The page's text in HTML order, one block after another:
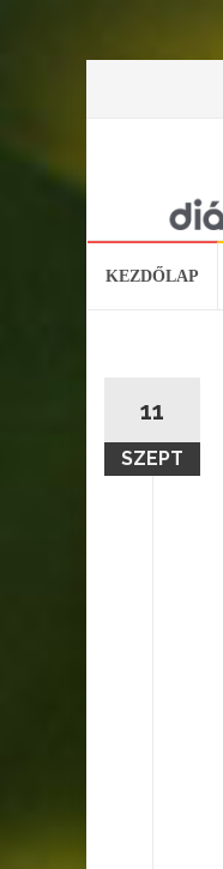
KEZDŐLAP
11
SZEPT